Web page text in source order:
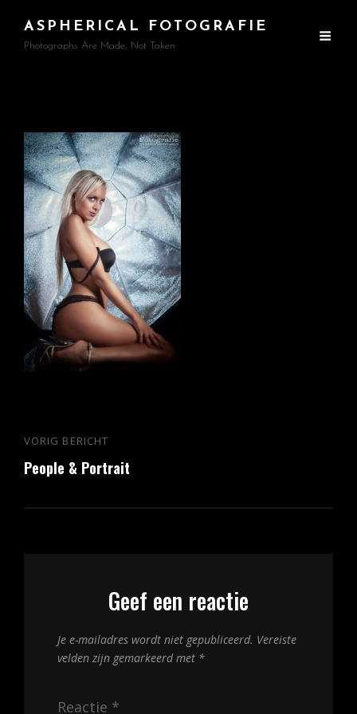
ASPHERICAL FOTOGRAFIE
Photographs Are Made, Not Taken
Bericht
navigatie
Vorig
bericht
VORIG BERICHT
People & Portrait
Geef een reactie
Je e-mailadres wordt niet gepubliceerd. Vereiste
velden zijn gemarkeerd met *
Reactie *